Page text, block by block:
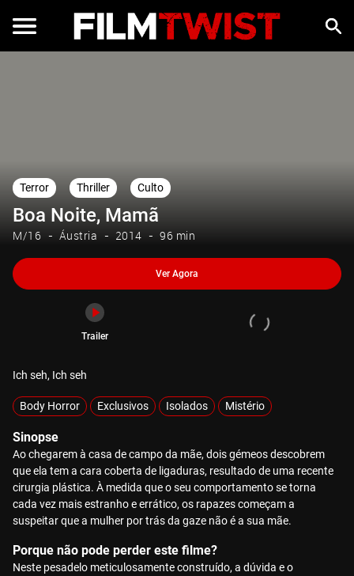
Terror Thriller Culto
Boa Noite, Mamã
M/16 Áustria 2014 96 min
Ver Agora
Trailer
Ich seh, Ich seh
Body Horror Exclusivos Isolados Mistério
Sinopse
Ao chegarem à casa de campo da mãe, dois gémeos descobrem
que ela tem a cara coberta de ligaduras, resultado de uma recente
cirurgia plástica. À medida que o seu comportamento se torna
cada vez mais estranho e errático, os rapazes começam a
suspeitar que a mulher por trás da gaze não é a sua mãe.
Porque não pode perder este filme?
Neste pesadelo meticulosamente construído, a dúvida e o